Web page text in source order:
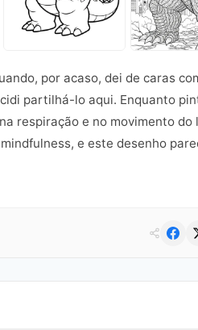
por acaso, dei de caras
partilhá-lo aqui. Enquanto
respiração e no movimento do
e este desenho